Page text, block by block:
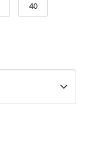
40